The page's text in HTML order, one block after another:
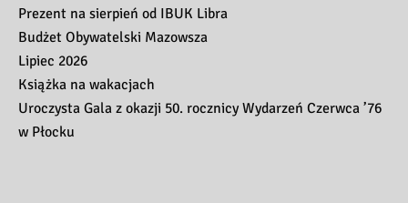
Prezent na sierpień od IBUK Libra
Budżet Obywatelski Mazowsza
Lipiec 2026
Książka na wakacjach
Uroczysta Gala z okazji 50. rocznicy Wydarzeń Czerwca ’76
w Płocku